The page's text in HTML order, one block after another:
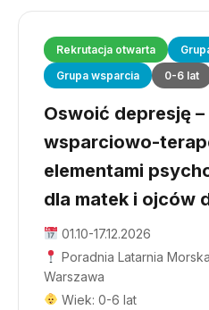
Rekrutacja otwarta
Grupa wsparcia
0-6 lat
Oswoić depresję
wsparciowo-
elementami
dla matek i ojców
01.10-17.12.2026
Poradnia Latarnia
Warszawa
Wiek: 0-6 lat